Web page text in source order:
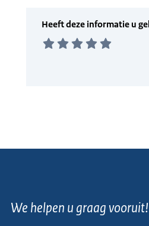
We helpen u graag vooruit!